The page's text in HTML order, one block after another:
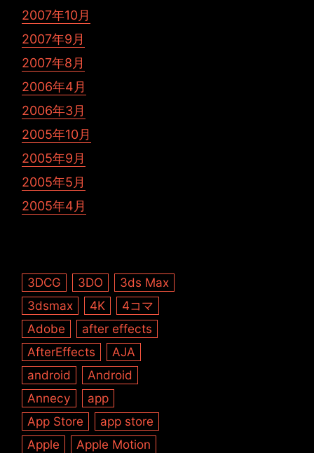
2007年10月
2007年9月
2007年8月
2006年4月
2006年3月
2005年10月
2005年9月
2005年5月
2005年4月
3DCG 3DO
3ds Max
3dsmax
4K
4コマ
Adobe
after effects
AfterEffects
AJA
android
Android
Annecy
app
App Store
app store
Apple
Apple Motion